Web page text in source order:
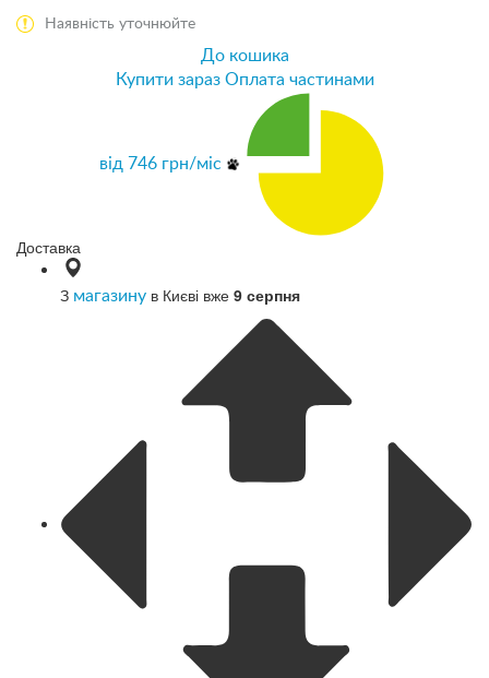
Наявність уточнюйте
До кошика
Купити зараз Оплата частинами
від 746 грн/міс
Доставка
З магазину в Києві вже 9 серпня